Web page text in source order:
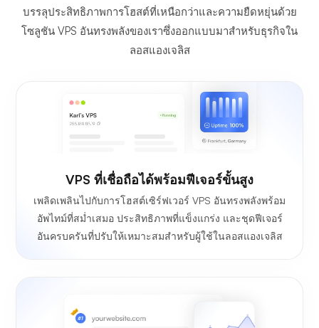
บรรลุประสิทธิภาพการโฮสต์ที่เหนือกว่าและความยืดหยุ่นด้วย
โซลูชัน VPS อันทรงพลังของเราซึ่งออกแบบมาสำหรับธุรกิจใน
ลอสแองเจลิส
VPS ที่เชื่อถือได้พร้อมฟีเจอร์ขั้นสูง
เพลิดเพลินไปกับการโฮสต์เซิร์ฟเวอร์ VPS อันทรงพลังพร้อม
อัพไทม์ที่สม่ำเสมอ ประสิทธิภาพที่แข็งแกร่ง และชุดฟีเจอร์
อันครบครันที่ปรับให้เหมาะสมสำหรับผู้ใช้ในลอสแองเจลิส